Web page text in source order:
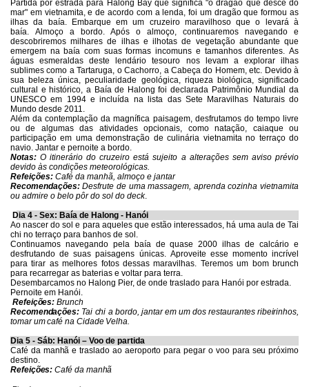
Partida por estrada para Halong Bay que significa "o dragão que desce do
mar" em vietnamita, e de acordo com a lenda, foi um dragão que formou as
ilhas da baía. Embarque em um cruzeiro maravilhoso que o levará à
baía. Almoço a bordo. Após o almoço, continuaremos navegando e
descobriremos milhares de ilhas e ilhotas de vegetação abundante que
emergem na baía com suas formas incomuns e tamanhos diferentes. As
águas esmeraldas deste lendário tesouro nos levam a explorar ilhas
sublimes como a Tartaruga, o Cachorro, a Cabeça do Homem, etc. Devido à
sua beleza única, peculiaridade geológica, riqueza biológica, significado
cultural e histórico, a Baía de Halong foi declarada Patrimônio Mundial da
UNESCO em 1994 e incluída na lista das Sete Maravilhas Naturais do
Mundo desde 2011.
Além da contemplação da magnífica paisagem, desfrutamos do tempo livre
ou de algumas das atividades opcionais, como natação, caiaque ou
participação em uma demonstração de culinária vietnamita no terraço do
navio. Jantar e pernoite a bordo.
Notas:O itinerário do cruzeiro está sujeito a alterações sem aviso prévio
devido às condições meteorológicas.
Refeições: Café da manhã, almoço e jantar
Recomendações:Desfrute de uma massagem, aprenda cozinha vietnamita
ou admire o belo pôr do sol do deck.
Dia 4 - Sex: Baía de Halong - Hanói
Ao nascer do sol e para aqueles que estão interessados, há uma aula de Tai
chi no terraço para banhos de sol.
Continuamos navegando pela baía de quase 2000 ilhas de calcário e
desfrutando de suas paisagens únicas. Aproveite esse momento incrível
para tirar as melhores fotos dessas maravilhas. Teremos um bom brunch
para recarregar as baterias e voltar para terra.
Desembarcamos no Halong Pier, de onde traslado para Hanói por estrada.
Pernoite em Hanói.
Refeições: Brunch
Recomendações: Tai chi a bordo, jantar em um dos restaurantes ribeirinhos,
tomar um café na Cidade Velha.
Dia 5 - Sáb: Hanói – Voo de partida
Café da manhã e traslado ao aeroporto para pegar o voo para seu próximo
destino.
Refeições:Café da manhã